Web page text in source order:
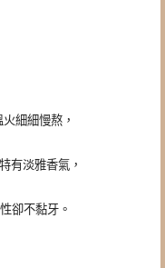
細細慢熬，
有淡雅香氣，
卻不黏牙。